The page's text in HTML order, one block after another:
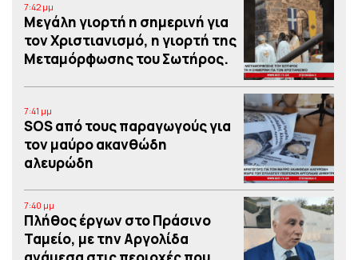
7:42 μμ
Μεγάλη γιορτή η σημερινή για
τον Χριστιανισμό, η γιορτή της
Μεταμόρφωσης του Σωτήρος.
7:41 μμ
SOS από τους παραγωγούς για
τον μαύρο ακανθώδη
αλευρώδη
7:40 μμ
Πλήθος έργων στο Πράσινο
Ταμείο, με την Αργολίδα